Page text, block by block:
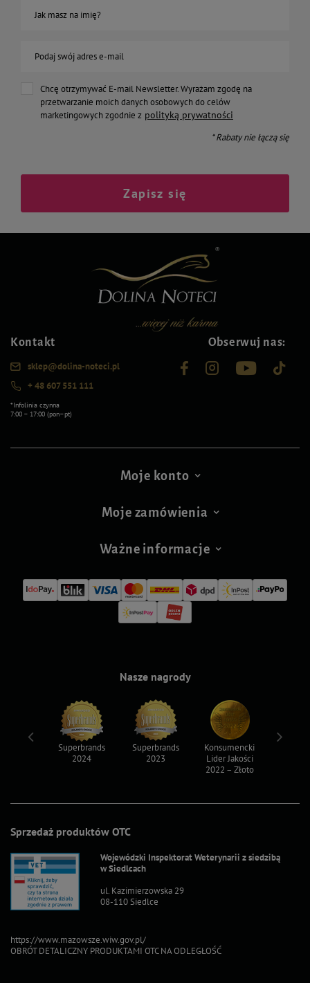
Jak masz na imię?
Podaj swój adres e-mail
Chcę otrzymywać E-mail Newsletter. Wyrażam zgodę na
przetwarzanie moich danych osobowych do celów
marketingowych zgodnie z polityką prywatności
* Rabaty nie łączą się
Zapisz się
Kontakt
sklep@dolina-noteci.pl
+ 48 607 551 111
*Infolinia czynna
7:00 – 17:00 (pon–pt)
Obserwuj nas:
Moje konto
Moje zamówienia
Ważne informacje
Sprzedaż produktów OTC
Wojewódzki Inspektorat Weterynarii z siedzibą
w Siedlcach
ul. Kazimierzowska 29
08-110 Siedlce
https://www.mazowsze.wiw.gov.pl/
OBRÓT DETALICZNY PRODUKTAMI OTC NA ODLEGŁOŚĆ
Nasze nagrody
Superbrands
2024
Superbrands
2023
Konsumencki
Lider Jakości
2022 – Złoto